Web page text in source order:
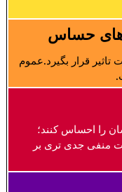
های حساس
قرار بگیرد.عموم
را احساس کنند؛
منفی جدی تری بر